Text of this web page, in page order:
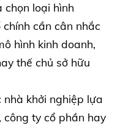
chọn loại hình
cần cân nhắc
hình kinh doanh,
thế chủ sở hữu
nhà khởi nghiệp lựa
công ty cổ phần hay